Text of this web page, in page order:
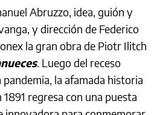
Abruzzo, idea, guión y
y dirección de Federico
la gran obra de Piotr Ilitch
. Luego del receso
la afamada historia
regresa con una puesta